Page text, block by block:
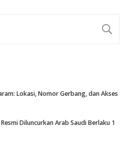
Lokasi, Nomor Gerbang, dan Akses
Diluncurkan Arab Saudi Berlaku 1